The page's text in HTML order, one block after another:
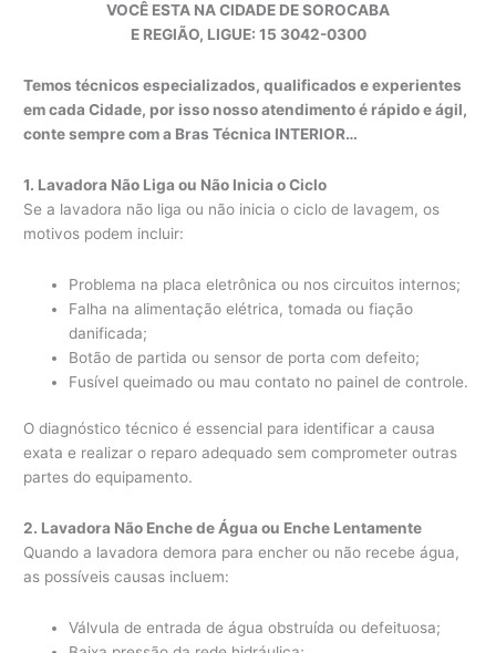
VOCÊ ESTA NA CIDADE DE SOROCABA
E REGIÃO, LIGUE: 15 3042-0300
Temos técnicos especializados, qualificados e experientes
em cada Cidade, por isso nosso atendimento é rápido e ágil,
conte sempre com a Bras Técnica INTERIOR…
1. Lavadora Não Liga ou Não Inicia o Ciclo
Se a lavadora não liga ou não inicia o ciclo de lavagem, os
motivos podem incluir:
Problema na placa eletrônica ou nos circuitos internos;
Falha na alimentação elétrica, tomada ou fiação
danificada;
Botão de partida ou sensor de porta com defeito;
Fusível queimado ou mau contato no painel de controle.
O diagnóstico técnico é essencial para identificar a causa
exata e realizar o reparo adequado sem comprometer outras
partes do equipamento.
2. Lavadora Não Enche de Água ou Enche Lentamente
Quando a lavadora demora para encher ou não recebe água,
as possíveis causas incluem:
Válvula de entrada de água obstruída ou defeituosa;